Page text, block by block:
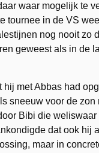
waar mogelijk te
tournee in de VS
nog nooit zo
geweest als in de
hij met Abbas had
sneeuw voor de zon
Bibi die
dat ook hij
maar in